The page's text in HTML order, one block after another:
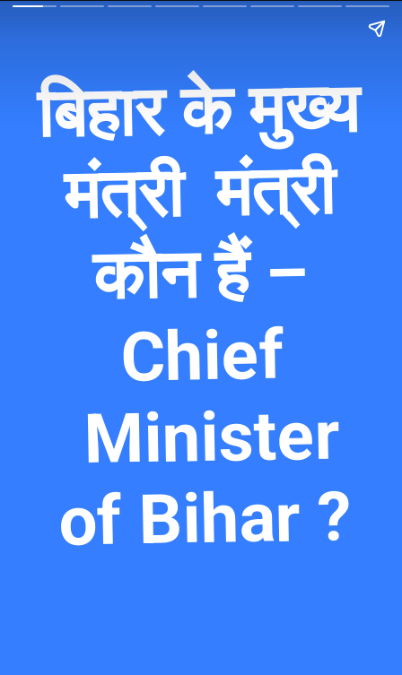
बिहार के मुख्य
मंत्री मंत्री
कौन हैं –
Chief
Minister
of Bihar ?